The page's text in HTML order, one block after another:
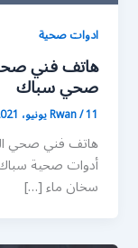
ادوات صحية
صحي سباك
Rwan/11 يونيو، 2021
هاتف فني صحي
أدوات صحية
سخان ماء […]